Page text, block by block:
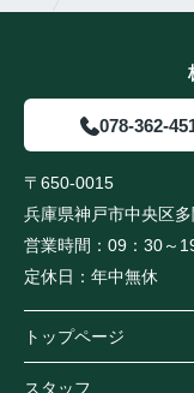
078-362-
〒650-0015
兵庫県神戸市中央区
営業時間： 09：30～
定休日： 年中無休
トップページ
スタッフ